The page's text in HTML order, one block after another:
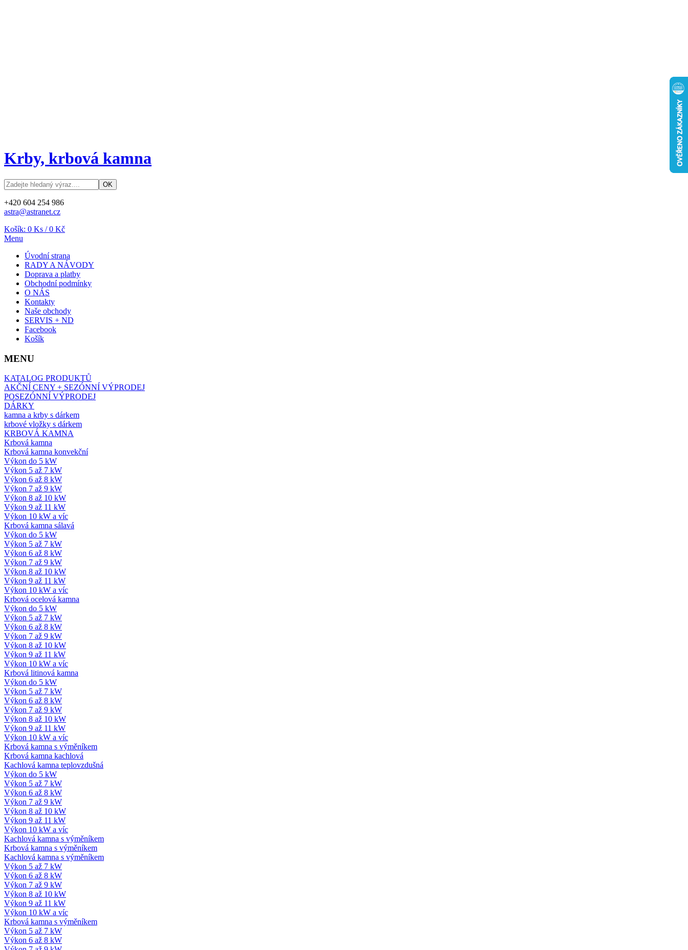
Krby, krbová kamna
+420 604 254 986
astra@astranet.cz
Košík: 0 Ks /0 Kč
Menu
Úvodní strana
RADY A NÁVODY
Doprava a platby
Obchodní podmínky
O NÁS
Kontakty
Naše obchody
SERVIS + ND
Facebook
Košík
MENU
KATALOG PRODUKTŮ
AKČNÍ CENY + SEZÓNNÍ VÝPRODEJ
POSEZÓNNÍ VÝPRODEJ
DÁRKY
kamna a krby s dárkem
krbové vložky s dárkem
KRBOVÁ KAMNA
Krbová kamna
Krbová kamna konvekční
Výkon do 5 kW
Výkon 5 až 7 kW
Výkon 6 až 8 kW
Výkon 7 až 9 kW
Výkon 8 až 10 kW
Výkon 9 až 11 kW
Výkon 10 kW a víc
Krbová kamna sálavá
Výkon do 5 kW
Výkon 5 až 7 kW
Výkon 6 až 8 kW
Výkon 7 až 9 kW
Výkon 8 až 10 kW
Výkon 9 až 11 kW
Výkon 10 kW a víc
Krbová ocelová kamna
Výkon do 5 kW
Výkon 5 až 7 kW
Výkon 6 až 8 kW
Výkon 7 až 9 kW
Výkon 8 až 10 kW
Výkon 9 až 11 kW
Výkon 10 kW a víc
Krbová litinová kamna
Výkon do 5 kW
Výkon 5 až 7 kW
Výkon 6 až 8 kW
Výkon 7 až 9 kW
Výkon 8 až 10 kW
Výkon 9 až 11 kW
Výkon 10 kW a víc
Krbová kamna s výměníkem
Krbová kamna kachlová
Kachlová kamna teplovzdušná
Výkon do 5 kW
Výkon 5 až 7 kW
Výkon 6 až 8 kW
Výkon 7 až 9 kW
Výkon 8 až 10 kW
Výkon 9 až 11 kW
Výkon 10 kW a víc
Kachlová kamna s výměníkem
Krbová kamna s výměníkem
Kachlová kamna s výměníkem
Výkon 5 až 7 kW
Výkon 6 až 8 kW
Výkon 7 až 9 kW
Výkon 8 až 10 kW
Výkon 9 až 11 kW
Výkon 10 kW a víc
Krbová kamna s výměníkem
Výkon 5 až 7 kW
Výkon 6 až 8 kW